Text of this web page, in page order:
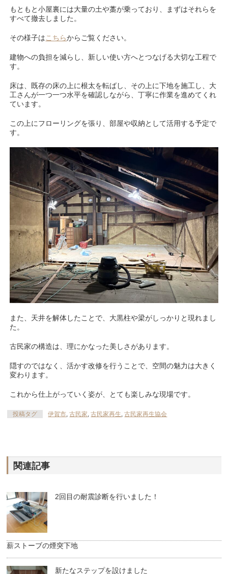
もともと小屋裏には大量の土や藁が乗っており、まずはそれらを
すべて撤去しました。
その様子はこちらからご覧ください。
建物への負担を減らし、新しい使い方へとつなげる大切な工程で
す。
床は、既存の床の上に根太を転ばし、その上に下地を施工し、大
工さんが一つ一つ水平を確認しながら、丁寧に作業を進めてくれ
ています。
この上にフローリングを張り、部屋や収納として活用する予定で
す。
また、天井を解体したことで、大黒柱や梁がしっかりと現れまし
た。
古民家の構造は、理にかなった美しさがあります。
隠すのではなく、活かす改修を行うことで、空間の魅力は大きく
変わります。
これから仕上がっていく姿が、とても楽しみな現場です。
投稿タグ 伊賀市,古民家,古民家再生,古民家再生協会
関連記事
2回目の耐震診断を行いました！
薪ストーブの煙突下地
新たなステップを設けました